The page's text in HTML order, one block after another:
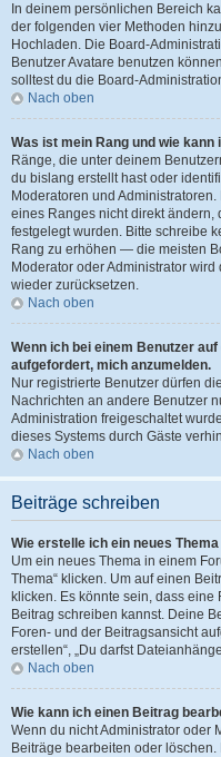
In deinem persönlichen Bereich
der folgenden vier Methoden
Hochladen. Die Board-
Benutzer Avatare benutzen
solltest du die Board-
Nach oben
Was ist mein Rang und wie kann
Ränge, die unter deinem
du bislang erstellt hast oder
Moderatoren und
eines Ranges nicht direkt ändern,
festgelegt wurden. Bitte schreibe
Rang zu erhöhen — die meisten
Moderator oder Administrator
wieder zurücksetzen.
Nach oben
Wenn ich bei einem Benutzer
aufgefordert, mich anzumelden.
Nur registrierte Benutzer dürfen
Nachrichten an andere Benutzer
Administration freigeschaltet
dieses Systems durch Gäste
Nach oben
Beiträge schreiben
Wie erstelle ich ein neues
Um ein neues Thema in einem
Thema“ klicken. Um auf einen
klicken. Es könnte sein, dass
Beitrag schreiben kannst. Deine
Foren- und der Beitragsansicht
erstellen“, „Du darfst
Nach oben
Wie kann ich einen Beitrag
Wenn du nicht Administrator oder
Beiträge bearbeiten oder